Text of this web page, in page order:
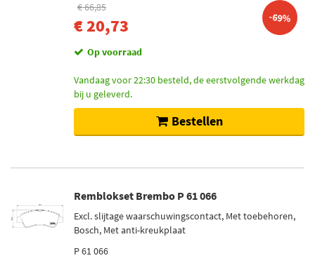
€ 66,85
€ 20,73 -69%
Op voorraad
Vandaag voor 22:30 besteld, de eerstvolgende werkdag
bij u geleverd.
Bestellen
Remblokset Brembo P 61 066
Excl. slijtage waarschuwingscontact, Met toebehoren,
Bosch, Met anti-kreukplaat
P 61 066